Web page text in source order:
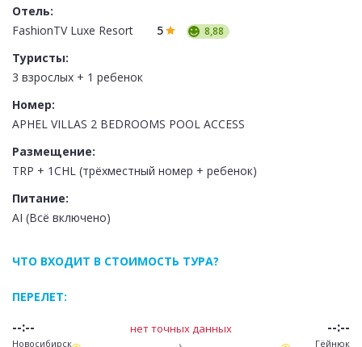
Отель:
FashionTV Luxe Resort
5 8,88
Туристы:
3 взрослых + 1 ребенок
Номер:
APHEL VILLAS 2 BEDROOMS POOL ACCESS
Размещение:
TRP + 1CHL (трёхместный номер + ребенок)
Питание:
AI (Всё включено)
ЧТО ВХОДИТ В СТОИМОСТЬ ТУРА?
ПЕРЕЛЕТ:
--:--
Новосибирск
нет точных данных --:--
Гёйнюк